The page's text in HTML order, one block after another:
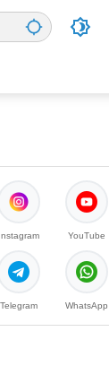
Instagram YouTube
Telegram WhatsApp